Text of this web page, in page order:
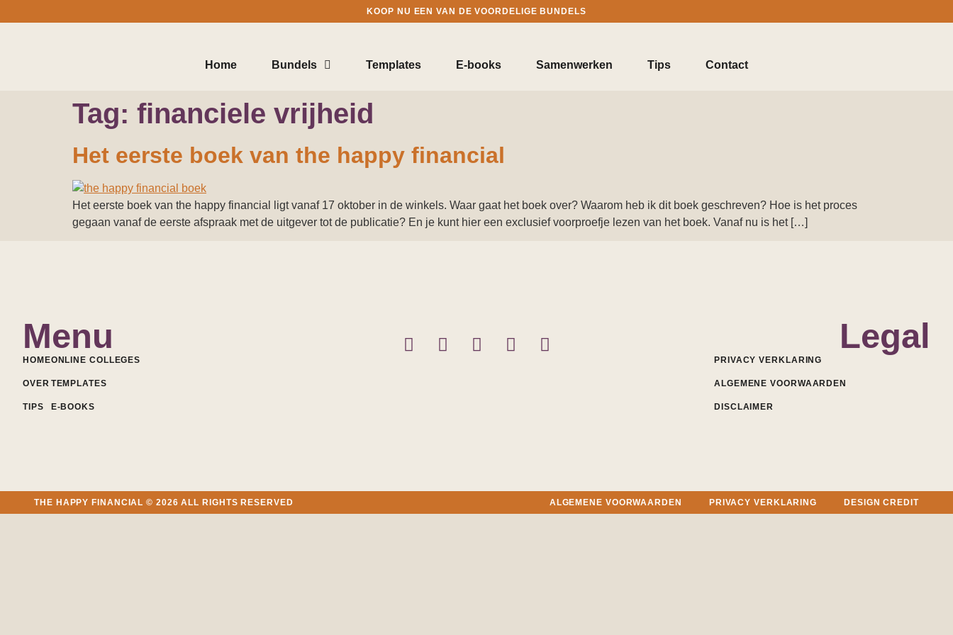
KOOP NU EEN VAN DE VOORDELIGE BUNDELS
Home Bundels Templates E-books Samenwerken Tips Contact
Tag: financiele vrijheid
Het eerste boek van the happy financial
Het eerste boek van the happy financial ligt vanaf 17 oktober in de winkels. Waar gaat het boek over? Waarom heb ik dit boek geschreven? Hoe is het proces
gegaan vanaf de eerste afspraak met de uitgever tot de publicatie? En je kunt hier een exclusief voorproefje lezen van het boek. Vanaf nu is het […]
Menu
HOME
OVER
TIPS
ONLINE COLLEGES
TEMPLATES
E-BOOKS
Legal
PRIVACY VERKLARING
ALGEMENE VOORWAARDEN
DISCLAIMER
THE HAPPY FINANCIAL © 2026 ALL RIGHTS RESERVED ALGEMENE VOORWAARDEN PRIVACY VERKLARING DESIGN CREDIT